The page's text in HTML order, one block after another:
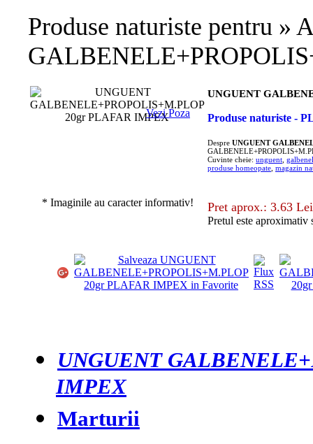
Produse naturiste pentru »
Vezi Poza
* Imaginile au caracter informativ!
UNGUENT
Produse naturiste -
Despre UNGUENT
Cuvinte cheie: unguent
produse homeopate magazin
Pret aprox.: 3.63 Lei
Pretul este aproximativ
UNGUENT
IMPEX
Marturii